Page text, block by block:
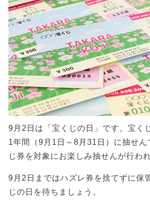
9月2日は「宝くじの日」です。宝く
1年間（9月1日～8月31日）に抽せん
じ券を対象にお楽しみ抽せんが行われ
9月2日まではハズレ券を捨てずに保
じの日を待ちましょう。